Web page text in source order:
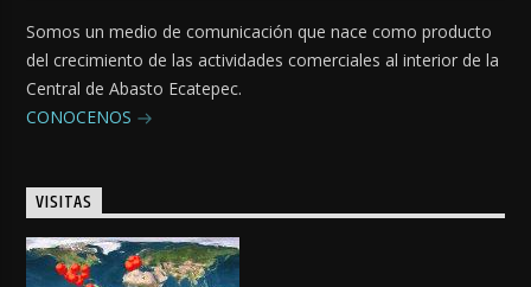
Somos un medio de comunicación que nace como producto
del crecimiento de las actividades comerciales al interior de la
Central de Abasto Ecatepec.
CONOCENOS
VISITAS